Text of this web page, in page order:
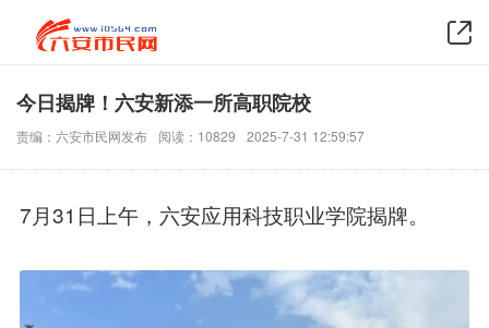
今日揭牌！六安新添一所高职院校
责编：六安市民网发布 阅读：10829 2025-7-31 12:59:57
7月31日上午，六安应用科技职业学院揭牌。